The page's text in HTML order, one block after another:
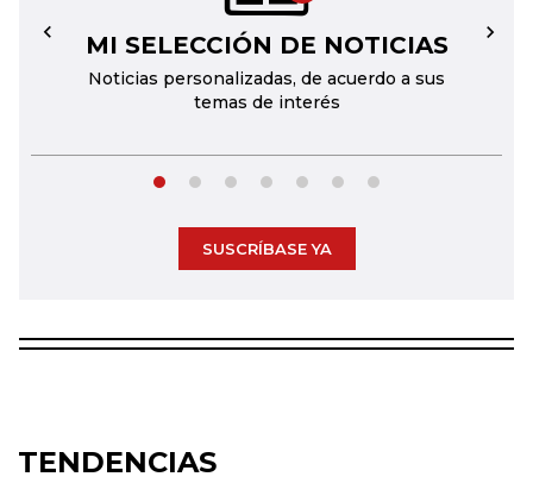
MI SELECCIÓN DE NOTICIAS
Noticias personalizadas, de acuerdo a sus
temas de interés
← →
SUSCRÍBASE YA
TENDENCIAS